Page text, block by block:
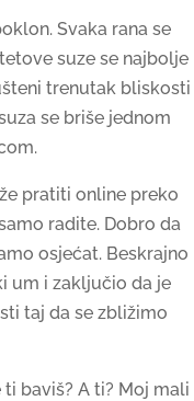
Svaka rana se
suze se najbolje
trenutak bliskosti
se briše jednom
pratiti online preko
radite. Dobro da
osjećat. Beskrajno
um i zaključio da je
taj da se zbližimo
ti baviš? A ti? Moj mali